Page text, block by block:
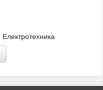
Електротехника